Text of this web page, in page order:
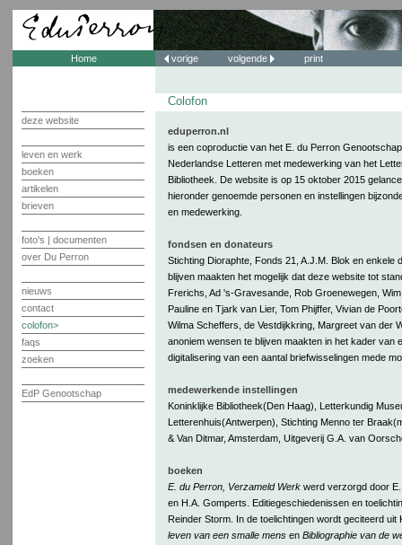
Home
deze website
leven en werk
boeken
artikelen
brieven
foto's | documenten
over Du Perron
nieuws
contact
colofon
faqs
zoeken
EdP Genootschap
vorige volgende print
Colofon
eduperron.nl
is een coproductie van het E. du Perron
Nederlandse Letteren met medewerking van het
Bibliotheek. De website is op 15 oktober 2015
hieronder genoemde personen en instellingen
en medewerking.
fondsen en donateurs
Stichting Dioraphte, Fonds 21, A.J.M. Blok en enkele
blijven maakten het mogelijk dat deze website tot
Frerichs, Ad 's-Gravesande, Rob Groenewegen,
Pauline en Tjark van Lier, Tom Phijffer, Vivian de
Wilma Scheffers, de Vestdijkkring, Margreet van der
anoniem wensen te blijven maakten in het kader van
digitalisering van een aantal briefwisselingen mede
medewerkende instellingen
Koninklijke Bibliotheek(Den Haag), Letterkundig
Letterenhuis(Antwerpen), Stichting Menno ter
& Van Ditmar, Amsterdam, Uitgeverij G.A. van
boeken
E. du Perron, Verzameld Werkwerd verzorgd door E.
en H.A. Gomperts. Editiegeschiedenissen en
Reinder Storm. In de toelichtingen wordt geciteerd uit
leven van een smalle mens enBibliographie van de